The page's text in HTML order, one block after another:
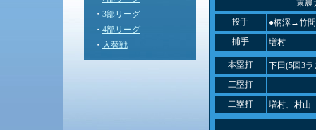
・ 3部リーグ
・ 4部リーグ
・ 入替戦
東農
投手
●柄澤→竹間
捕手
増村
本塁打
下田(5回3ラ
三塁打
--
二塁打
増村、村山